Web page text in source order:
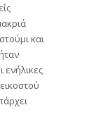
και
ενήλικες